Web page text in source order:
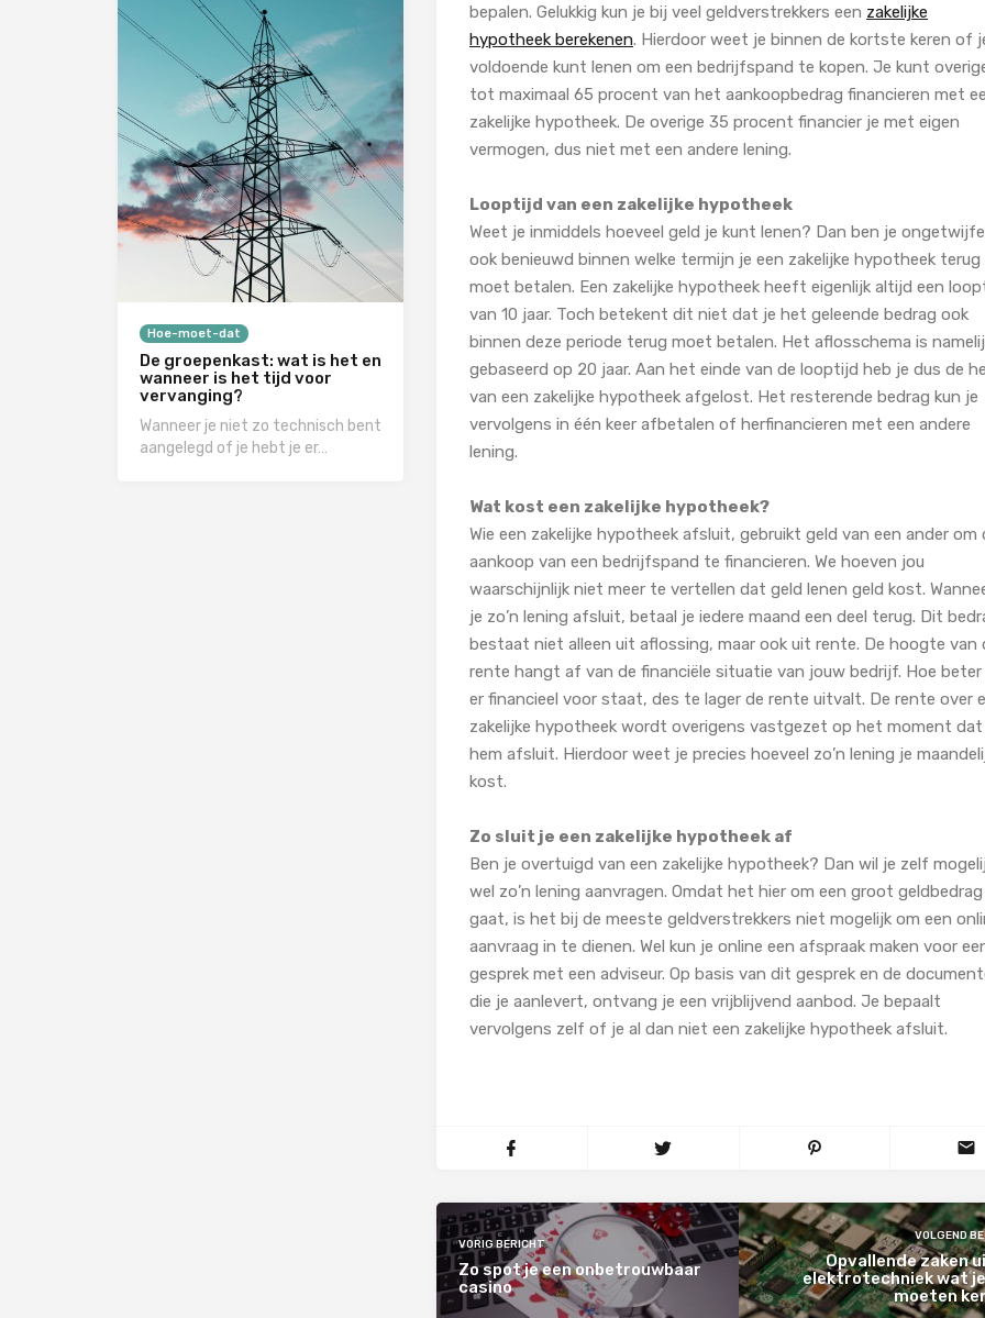
bepalen. Gelukkig kun je bij veel geldverstrekkers een zakelijke
hypotheek berekenen. Hierdoor weet je binnen de kortste keren of
voldoende kunt lenen om een bedrijfspand te kopen. Je kunt
tot maximaal 65 procent van het aankoopbedrag financieren met
zakelijke hypotheek. De overige 35 procent financier je met eigen
vermogen, dus niet met een andere lening.
Looptijd van een zakelijke hypotheek
Weet je inmiddels hoeveel geld je kunt lenen? Dan ben je
ook benieuwd binnen welke termijn je een zakelijke hypotheek terug
moet betalen. Een zakelijke hypotheek heeft eigenlijk altijd een
van 10 jaar. Toch betekent dit niet dat je het geleende bedrag ook
binnen deze periode terug moet betalen. Het aflosschema is
gebaseerd op 20 jaar. Aan het einde van de looptijd heb je dus de
van een zakelijke hypotheek afgelost. Het resterende bedrag kun je
vervolgens in één keer afbetalen of herfinancieren met een andere
lening.
Wat kost een zakelijke hypotheek?
Wie een zakelijke hypotheek afsluit, gebruikt geld van een ander om
aankoop van een bedrijfspand te financieren. We hoeven jou
waarschijnlijk niet meer te vertellen dat geld lenen geld kost.
je zo’n lening afsluit, betaal je iedere maand een deel terug. Dit
bestaat niet alleen uit aflossing, maar ook uit rente. De hoogte van
rente hangt af van de financiële situatie van jouw bedrijf. Hoe beter
er financieel voor staat, des te lager de rente uitvalt. De rente over
zakelijke hypotheek wordt overigens vastgezet op het moment dat
hem afsluit. Hierdoor weet je precies hoeveel zo’n lening je
kost.
Zo sluit je een zakelijke hypotheek af
Ben je overtuigd van een zakelijke hypotheek? Dan wil je zelf
wel zo’n lening aanvragen. Omdat het hier om een groot geldbedrag
gaat, is het bij de meeste geldverstrekkers niet mogelijk om een
aanvraag in te dienen. Wel kun je online een afspraak maken voor
gesprek met een adviseur. Op basis van dit gesprek en de
die je aanlevert, ontvang je een vrijblijvend aanbod. Je bepaalt
vervolgens zelf of je al dan niet een zakelijke hypotheek afsluit.
VORIG BERICHT
Zo spot je een onbetrouwbaar
casino
VOLGEND
Opvallende zaken
elektrotechniek wat
moeten
Hoe-moet-dat
De groepenkast: wat is het en
wanneer is het tijd voor
vervanging?
Wanneer je niet zo technisch bent
aangelegd of je hebt je er…